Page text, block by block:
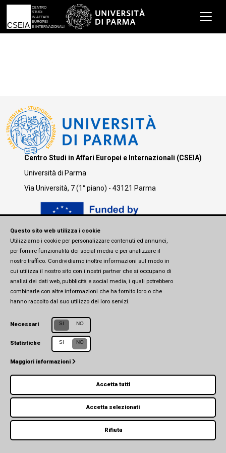
Centro Studi in Affari Europei e Internazionali (CSEIA)
Università di Parma
Via Università, 7 (1° piano) - 43121 Parma
© 2026 CSEIA - All Rights Reserved -Privacy Policy
Questo sito web utilizza i cookie
Utilizziamo i cookie per personalizzare contenuti ed annunci,
per fornire funzionalità dei social media e per analizzare il
nostro traffico. Condividiamo inoltre informazioni sul modo in
cui utilizza il nostro sito con i nostri partner che si occupano di
analisi dei dati web, pubblicità e social media, i quali potrebbero
combinarle con altre informazioni che ha fornito loro o che
hanno raccolto dal suo utilizzo dei loro servizi.
Necessari SI NO
Statistiche SI NO
Maggiori informazioni
Accetta tutti
Accetta selezionati
Rifiuta